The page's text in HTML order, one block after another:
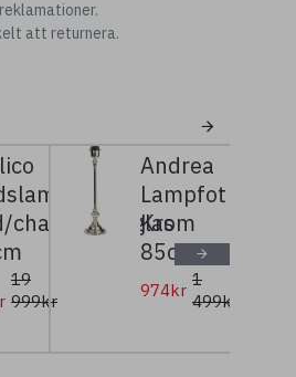
reklamationer.
att returnera.
champagneglas
19
999kr
Andrea
Lampfot
Krom
85cm
974kr
1
499kr